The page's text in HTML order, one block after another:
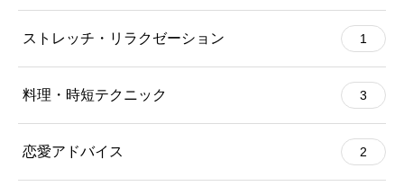
ストレッチ・リラクゼーション 1
料理・時短テクニック 3
恋愛アドバイス 2